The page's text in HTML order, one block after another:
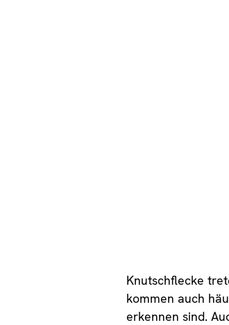
Knutschflecke
kommen auch
erkennen sind.